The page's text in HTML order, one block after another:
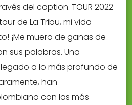
del caption. TOUR 2022 
de La Tribu, mi vida
¡Me muero de ganas de
sus palabras. Una
a lo más profundo de
han
con las más